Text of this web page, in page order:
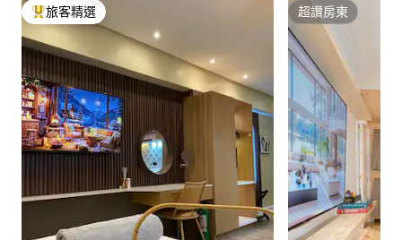
旅客精選榜首
旅客精選 超讚房東
超讚房東